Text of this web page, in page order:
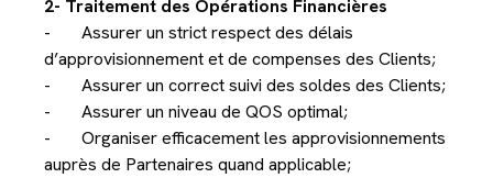
2- Traitement des Opérations Financières
- Assurer un strict respect des délais
d’approvisionnement et de compenses des Clients;
- Assurer un correct suivi des soldes des Clients;
- Assurer un niveau de QOS optimal;
- Organiser efficacement les approvisionnements
auprès de Partenaires quand applicable;